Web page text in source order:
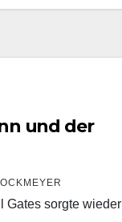
und der
Gates sorgte wieder